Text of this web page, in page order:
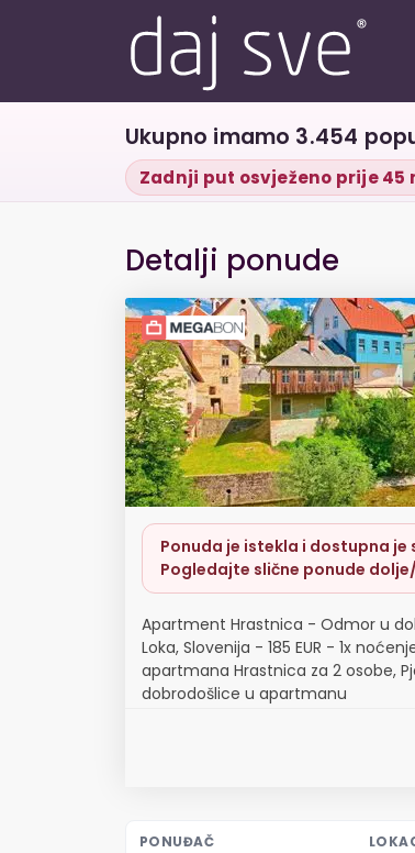
Ukupno imamo 3.454
Zadnji put osvježeno prije 45
Detalji ponude
Apartment
Ponuda je istekla i dostupna je
Pogledajte slične ponude
Apartment Hrastnica - Odmor u
Loka, Slovenija - 185 EUR - 1x
apartmana Hrastnica za 2 osobe,
dobrodošlice u apartmanu
PONUĐAČ